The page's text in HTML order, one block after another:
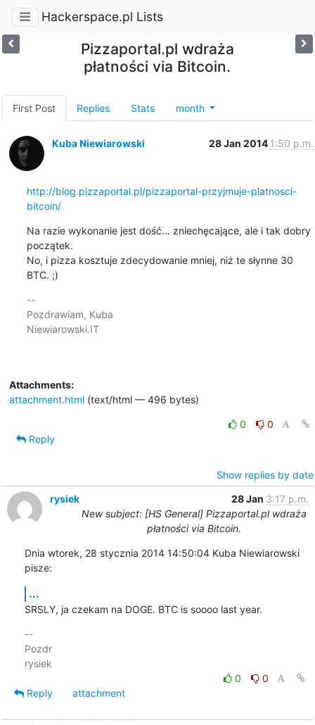
Hackerspace.pl Lists
Pizzaportal.pl wdraża
płatności via Bitcoin.
First Post Replies Stats month
Kuba Niewiarowski 28 Jan 2014 1:50 p.m.
http://blog.pizzaportal.pl/pizzaportal-przyjmuje-platnosci-
bitcoin/
Na razie wykonanie jest dość... zniechęcające, ale i tak dobry
początek.
No, i pizza kosztuje zdecydowanie mniej, niż te słynne 30
BTC. ;)
--
Pozdrawiam, Kuba
Niewiarowski.IT
Attachments:
attachment.html(text/html — 496 bytes)
0
0
Reply
Show replies by date
rysiek
28 Jan 3:17 p.m.
New subject: [HS General] Pizzaportal.pl wdraża
płatności via Bitcoin.
Dnia wtorek, 28 stycznia 2014 14:50:04 Kuba Niewiarowski
pisze:
...
SRSLY, ja czekam na DOGE. BTC is soooo last year.
--
Pozdr
0
0
Reply
attachment